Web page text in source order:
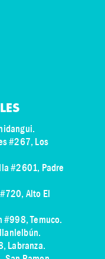
#267, Los
#2601, Padre
Alto El
#998, Temuco.
Labranza.